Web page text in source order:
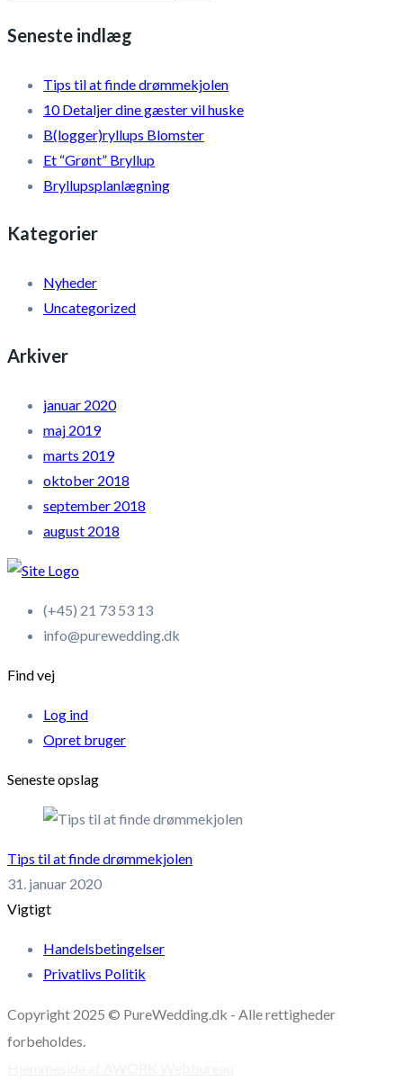
Seneste indlæg
Tips til at finde drømmekjolen
10 Detaljer dine gæster vil huske
B(logger)ryllups Blomster
Et “Grønt” Bryllup
Bryllupsplanlægning
Kategorier
Nyheder
Uncategorized
Arkiver
januar 2020
maj 2019
marts 2019
oktober 2018
september 2018
august 2018
(+45) 21 73 53 13
info@purewedding.dk
Find vej
Log ind
Opret bruger
Seneste opslag
Tips til at finde drømmekjolen
31. januar 2020
Vigtigt
Handelsbetingelser
Privatlivs Politik
Copyright 2025 © PureWedding.dk - Alle rettigheder
forbeholdes.